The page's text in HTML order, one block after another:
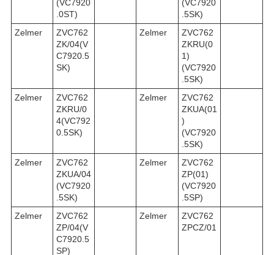
(VC7920
.0ST)
(VC7920
.5SK)
Zelmer
ZVC762
ZK/04(V
C7920.5
SK)
Zelmer
ZVC762
ZKRU(0
1)
(VC7920
.5SK)
Zelmer
ZVC762
ZKRU/0
4(VC792
0.5SK)
Zelmer
ZVC762
ZKUA(01
)
(VC7920
.5SK)
Zelmer
ZVC762
ZKUA/04
(VC7920
.5SK)
Zelmer
ZVC762
ZP(01)
(VC7920
.5SP)
Zelmer
ZVC762
ZP/04(V
C7920.5
SP)
Zelmer
ZVC762
ZPCZ/01